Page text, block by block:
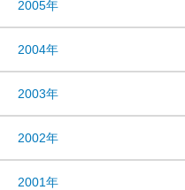
2005年
2004年
2003年
2002年
2001年